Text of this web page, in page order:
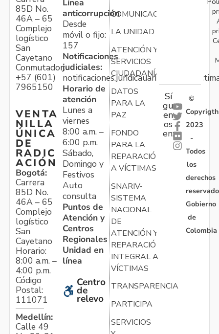
85D No.
46A – 65
Complejo
logístico
San
Cayetano
Conmutador:
+57 (601)
7965150
VENTA
NILLA
ÚNICA
DE
RADIC
ACIÓN
Bogotá:
Carrera
85D No.
46A – 65
Complejo
logístico
San
Cayetano
Horario:
8:00 a.m. –
4:00 p.m.
Código
Postal:
111071
Medellín:
Calle 49
anticorrupción:
Desde
móvil o fijo:
157
Notificaciones
judiciales:
Horario de
atención
Lunes a
viernes
8:00 a.m. –
6:00 p.m.
Sábado,
Domingo y
Festivos
Auto
consulta
Puntos de
Atención y
Centros
Regionales
Unidad en
línea
Centro
de
relevo
COMUNICACIONES
LA UNIDAD
ATENCIÓN Y
SERVICIOS
CIUDADANÍA
DATOS
PARA LA
PAZ
FONDO
PARA LA
REPARACIÓN
A VÍCTIMAS
SNARIV-
SISTEMA
NACIONAL
DE
ATENCIÓN Y
REPARACIÓN
INTEGRAL A
VÍCTIMAS
TRANSPARENCIA
PARTICIPA
SERVICIOS
Sí
gu
en
os
en:
©
Copyrigth
2023
-
Todos
los
derechos
Gobierno
de
Colombia